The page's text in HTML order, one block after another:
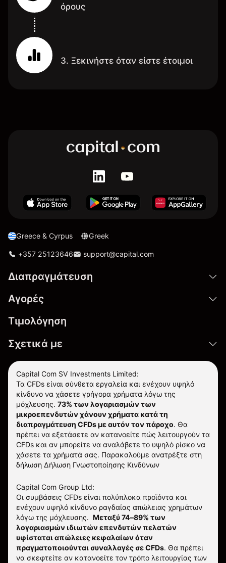
όρους
3. Ξεκινήστε όταν είστε έτοιμοι
Greece & Cyrpus Greek
+357 25123646 support@capital.com
Διαπραγμάτευση
Αγορές
Τιμολόγηση
Σχετικά με
Capital Com SV Investments Limited:
Τα CFDs είναι σύνθετα εργαλεία και ενέχουν υψηλό
κίνδυνο να χάσετε γρήγορα χρήματα λόγω της
μόχλευσης. 73% των λογαριασμών των
μικροεπενδυτών χάνουν χρήματα κατά τη
διαπραγμάτευση CFDs με αυτόν τον πάροχο. Θα
πρέπει να εξετάσετε αν κατανοείτε πώς λειτουργούν τα
CFDs και αν μπορείτε να αναλάβετε το υψηλό ρίσκο να
χάσετε τα χρήματά σας. Παρακαλούμε ανατρέξτε στη
δήλωση Δήλωση Γνωστοποίησης Κινδύνων
Capital Com Group Ltd:
Οι συμβάσεις CFDs είναι πολύπλοκα προϊόντα και
ενέχουν υψηλό κίνδυνο ραγδαίας απώλειας χρημάτων
λόγω της μόχλευσης. Μεταξύ 74–89% των
λογαριασμών ιδιωτών επενδυτών πελατών
υφίσταται απώλειες κεφαλαίων όταν
πραγματοποιούνται συναλλαγές σε CFDs. Θα πρέπει
να σκεφτείτε αν κατανοείτε τον τρόπο λειτουργίας των